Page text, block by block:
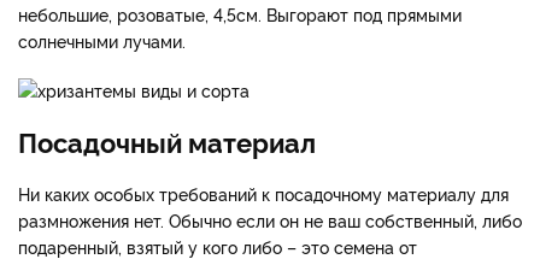
небольшие, розоватые, 4,5см. Выгорают под прямыми
солнечными лучами.
Посадочный материал
Ни каких особых требований к посадочному материалу для
размножения нет. Обычно если он не ваш собственный, либо
подаренный, взятый у кого либо – это семена от